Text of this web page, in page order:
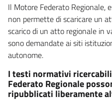
Il Motore Federato Regionale,
non permette di scaricare un
scarico di un atto regionale in
sono demandate ai siti
autonome.
I testi normativi
Federato Regionale
ripubblicati liberamente